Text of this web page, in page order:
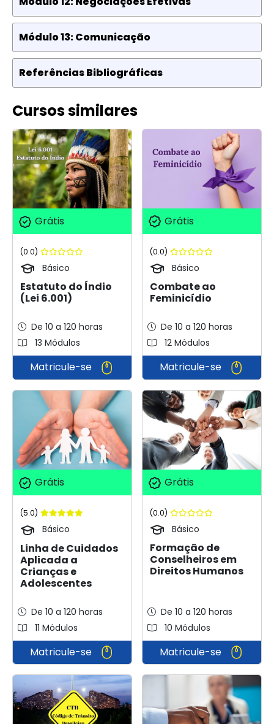
Módulo 13: Comunicação
Referências Bibliográficas
Cursos similares
Grátis
(0.0)
Básico
Estatuto do Índio
(Lei 6.001)
De 10 a 120 horas
13 Módulos
Matricule-se
Grátis
(0.0)
Básico
Combate ao
Feminicídio
De 10 a 120 horas
12 Módulos
Matricule-se
Grátis
(5.0)
Básico
Linha de Cuidados
Aplicada a
Crianças e
Adolescentes
De 10 a 120 horas
11 Módulos
Matricule-se
Grátis
(0.0)
Básico
Formação de
Conselheiros em
Direitos Humanos
De 10 a 120 horas
10 Módulos
Matricule-se